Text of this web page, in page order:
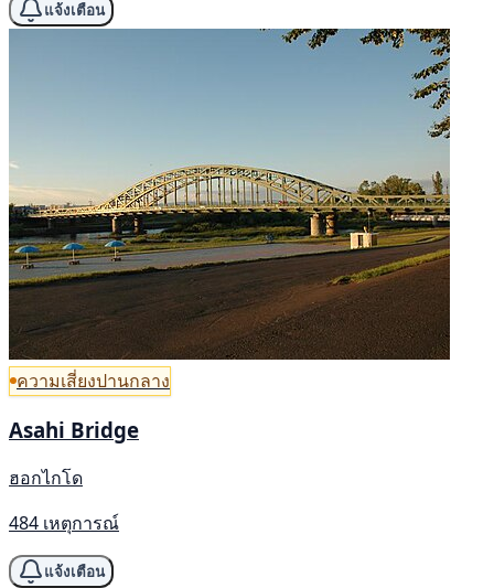
แจ้งเตือน
ความเสี่ยงปานกลาง
Asahi Bridge
ฮอกไกโด
484 เหตุการณ์
แจ้งเตือน